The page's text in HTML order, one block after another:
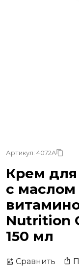
Артикул: 4072A
Крем
с
Nutrition
150 мл
Сравнить